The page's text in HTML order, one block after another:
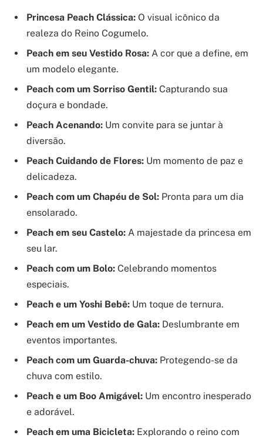
Princesa Peach Clássica: O visual icônico da
realeza do Reino Cogumelo.
Peach em seu Vestido Rosa: A cor que a define, em
um modelo elegante.
Peach com um Sorriso Gentil: Capturando sua
doçura e bondade.
Peach Acenando: Um convite para se juntar à
diversão.
Peach Cuidando de Flores: Um momento de paz e
delicadeza.
Peach com um Chapéu de Sol: Pronta para um dia
ensolarado.
Peach em seu Castelo: A majestade da princesa em
seu lar.
Peach com um Bolo: Celebrando momentos
especiais.
Peach e um Yoshi Bebê: Um toque de ternura.
Peach em um Vestido de Gala: Deslumbrante em
eventos importantes.
Peach com um Guarda-chuva: Protegendo-se da
chuva com estilo.
Peach e um Boo Amigável: Um encontro inesperado
e adorável.
Peach em uma Bicicleta: Explorando o reino com